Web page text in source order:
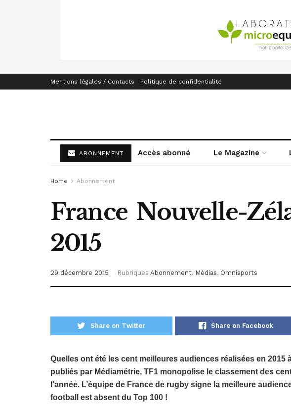
Mentions légales / Contacts Politique de confidentialité
ABONNEMENT Accès abonné Le Magazine
Home Abonnement
France  Nouvelle-
2015
29 décembre 2015 Rubriques Abonnement, Médias, Omnisports
Share on Twitter Share on Facebook
Quelles ont été les cent meilleures audiences réalisées en 2015
publiés par Médiamétrie, TF1 monopolise le classement des
l’année. L’équipe de France de rugby signe la meilleure
football est absent du Top 100 !